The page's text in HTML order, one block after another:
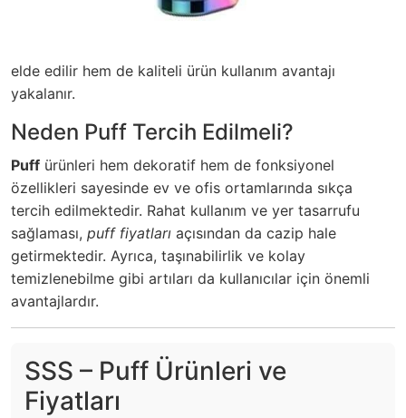
elde edilir hem de kaliteli ürün kullanım avantajı
yakalanır.
Neden Puff Tercih Edilmeli?
Puff ürünleri hem dekoratif hem de fonksiyonel
özellikleri sayesinde ev ve ofis ortamlarında sıkça
tercih edilmektedir. Rahat kullanım ve yer tasarrufu
sağlaması, puff fiyatları açısından da cazip hale
getirmektedir. Ayrıca, taşınabilirlik ve kolay
temizlenebilme gibi artıları da kullanıcılar için önemli
avantajlardır.
SSS – Puff Ürünleri ve
Fiyatları